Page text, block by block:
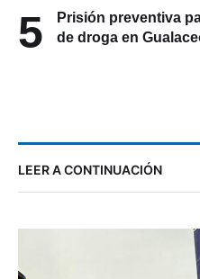
5
Prisión preventiva
de droga en
LEER A CONTINUACIÓN